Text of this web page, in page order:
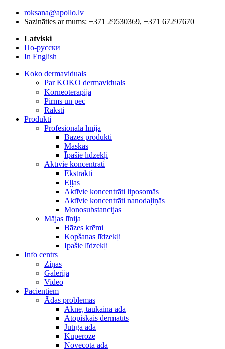
roksana@apollo.lv
Sazināties ar mums: +371 29530369, +371 67297670
Latviski
По-русски
In English
Koko dermaviduals
Par KOKO dermaviduals
Korneoterapija
Pirms un pēc
Raksti
Produkti
Profesionāla līnija
Bāzes produkti
Maskas
Īpašie līdzekļi
Aktīvie koncentrāti
Ekstrakti
Eļļas
Aktīvie koncentrāti liposomās
Aktīvie koncentrāti nanodaļiņās
Monosubstancijas
Mājas līnija
Bāzes krēmi
Kopšanas līdzekļi
Īpašie līdzekļi
Info centrs
Ziņas
Galerija
Video
Pacientiem
Ādas problēmas
Akne, taukaina āda
Atopiskais dermatīts
Jūtīga āda
Kuperoze
Novecotā āda